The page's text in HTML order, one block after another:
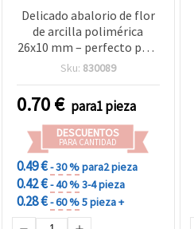
Delicado abalorio de flor
de arcilla polimérica
26x10 mm – perfecto para
joyería, bisutería,
manualidades DIY – 1
pieza
Sku: 830089
0.70€ para1 pieza
DESCUENTOS
PARA CANTIDAD
0.49 €- 30 %para2 pieza
0.42 €- 40 %3-4 pieza
0.28 €- 60 %5 pieza +